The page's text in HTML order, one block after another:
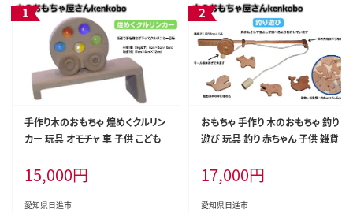
手作り木のおもちゃ 煌めくクルリン
カー 玩具 オモチャ 車 子供 こども
15,000円
愛知県日進市
おもちゃ 手作り 木のおもちゃ 釣り
遊び 玩具 釣り 赤ちゃん 子供 雑貨
17,000円
愛知県日進市